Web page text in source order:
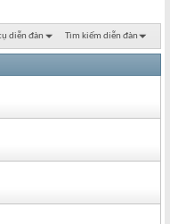
diễn đàn Tìm kiếm diễn đàn